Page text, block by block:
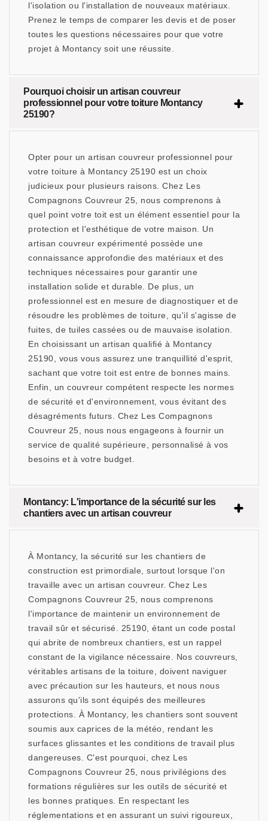
l'isolation ou l'installation de nouveaux matériaux.
Prenez le temps de comparer les devis et de poser
toutes les questions nécessaires pour que votre
projet à Montancy soit une réussite.
Pourquoi choisir un artisan couvreur
professionnel pour votre toiture Montancy
25190?
Opter pour un artisan couvreur professionnel pour
votre toiture à Montancy 25190 est un choix
judicieux pour plusieurs raisons. Chez Les
Compagnons Couvreur 25, nous comprenons à
quel point votre toit est un élément essentiel pour la
protection et l'esthétique de votre maison. Un
artisan couvreur expérimenté possède une
connaissance approfondie des matériaux et des
techniques nécessaires pour garantir une
installation solide et durable. De plus, un
professionnel est en mesure de diagnostiquer et de
résoudre les problèmes de toiture, qu'il s'agisse de
fuites, de tuiles cassées ou de mauvaise isolation.
En choisissant un artisan qualifié à Montancy
25190, vous vous assurez une tranquillité d'esprit,
sachant que votre toit est entre de bonnes mains.
Enfin, un couvreur compétent respecte les normes
de sécurité et d'environnement, vous évitant des
désagréments futurs. Chez Les Compagnons
Couvreur 25, nous nous engageons à fournir un
service de qualité supérieure, personnalisé à vos
besoins et à votre budget.
Montancy: L'importance de la sécurité sur les
chantiers avec un artisan couvreur
À Montancy, la sécurité sur les chantiers de
construction est primordiale, surtout lorsque l'on
travaille avec un artisan couvreur. Chez Les
Compagnons Couvreur 25, nous comprenons
l'importance de maintenir un environnement de
travail sûr et sécurisé. 25190, étant un code postal
qui abrite de nombreux chantiers, est un rappel
constant de la vigilance nécessaire. Nos couvreurs,
véritables artisans de la toiture, doivent naviguer
avec précaution sur les hauteurs, et nous nous
assurons qu'ils sont équipés des meilleures
protections. À Montancy, les chantiers sont souvent
soumis aux caprices de la météo, rendant les
surfaces glissantes et les conditions de travail plus
dangereuses. C'est pourquoi, chez Les
Compagnons Couvreur 25, nous privilégions des
formations régulières sur les outils de sécurité et
les bonnes pratiques. En respectant les
réglementations et en assurant un suivi rigoureux,